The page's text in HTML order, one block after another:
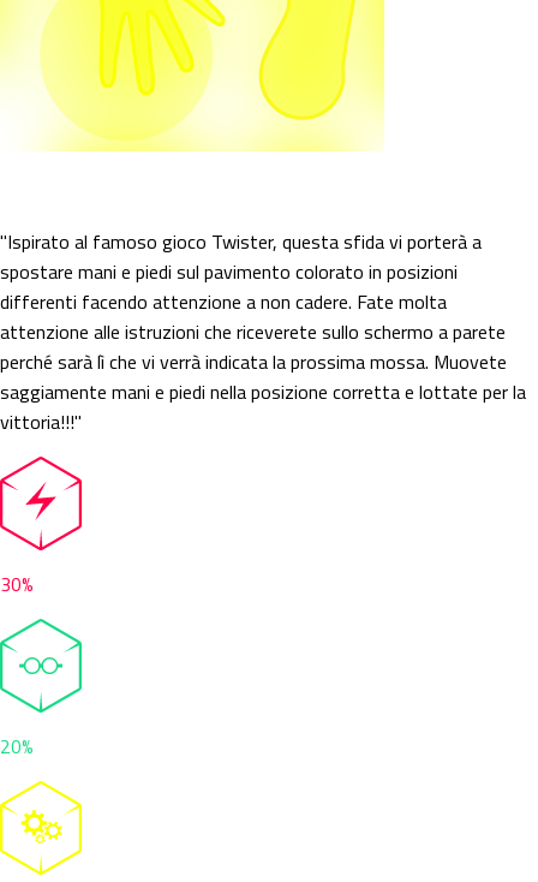
"Ispirato al famoso gioco Twister, questa sfida vi porterà a
spostare mani e piedi sul pavimento colorato in posizioni
differenti facendo attenzione a non cadere. Fate molta
attenzione alle istruzioni che riceverete sullo schermo a parete
perché sarà lì che vi verrà indicata la prossima mossa. Muovete
saggiamente mani e piedi nella posizione corretta e lottate per la
vittoria!!!"
30%
20%